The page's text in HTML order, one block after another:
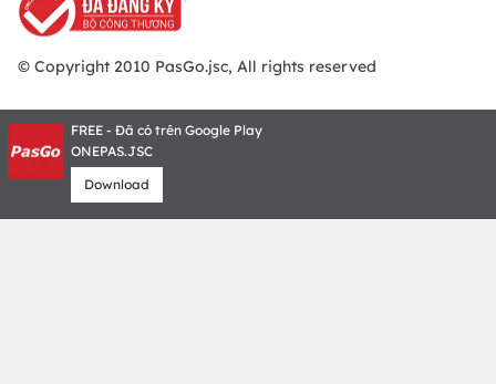
© Copyright 2010 PasGo.jsc, All rights reserved
FREE - Đã có trên Google Play
ONEPAS.JSC
Download